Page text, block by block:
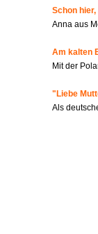
Schon
Anna aus
Am kalten
Mit der
"Liebe
Als